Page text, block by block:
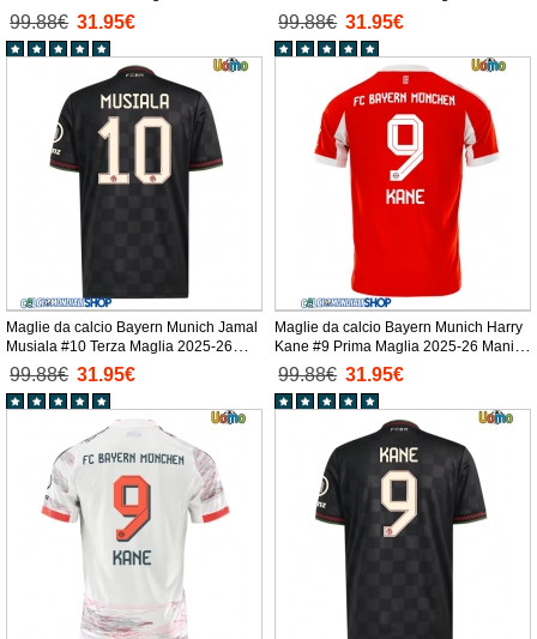
Manica Corta
99.88€ 31.95€
Manica Corta
99.88€ 31.95€
Maglie da calcio Bayern Munich Jamal
Musiala #10 Terza Maglia 2025-26
Manica Corta
99.88€ 31.95€
Maglie da calcio Bayern Munich Harry
Kane #9 Prima Maglia 2025-26 Manica
Corta
99.88€ 31.95€